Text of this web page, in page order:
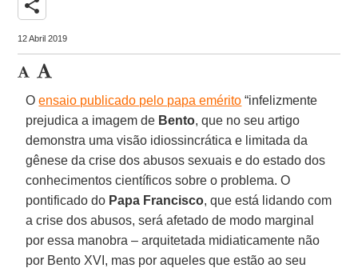
share
12 Abril 2019
Oensaio publicado pelo papa emérito “infelizmente
prejudica a imagem de Bento, que no seu artigo
demonstra uma visão idiossincrática e limitada da
gênese da crise dos abusos sexuais e do estado dos
conhecimentos científicos sobre o problema. O
pontificado do Papa Francisco, que está lidando com
a crise dos abusos, será afetado de modo marginal
por essa manobra – arquitetada midiaticamente não
por Bento XVI, mas por aqueles que estão ao seu